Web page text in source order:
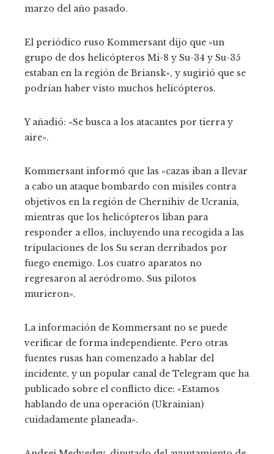
marzo del año pasado.
El periódico ruso Kommersant dijo que «un
grupo de dos helicópteros Mi-8 y Su-34 y Su-35
estaban en la región de Briansk», y sugirió que se
podrían haber visto muchos helicópteros.
Y añadió: «Se busca a los atacantes por tierra y
aire».
Kommersant informó que las «cazas iban a llevar
a cabo un ataque bombardo con misiles contra
objetivos en la región de Chernihiv de Ucrania,
mientras que los helicópteros liban para
responder a ellos, incluyendo una recogida a las
tripulaciones de los Su seran derribados por
fuego enemigo. Los cuatro aparatos no
regresaron al aeródromo. Sus pilotos
murieron».
La información de Kommersant no se puede
verificar de forma independiente. Pero otras
fuentes rusas han comenzado a hablar del
incidente, y un popular canal de Telegram que ha
publicado sobre el conflicto dice: «Estamos
hablando de una operación (Ukrainian)
cuidadamente planeada».